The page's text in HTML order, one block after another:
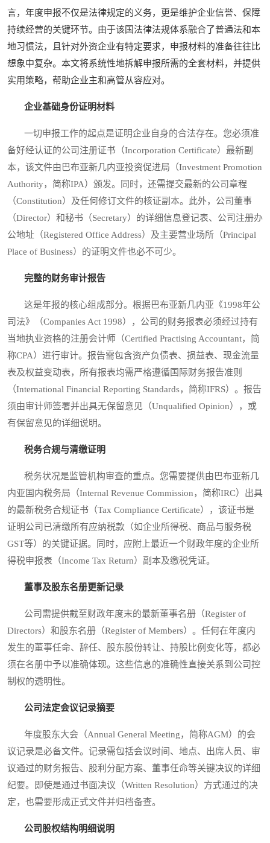
言，年度申报不仅是法律规定的义务，更是维护企业信誉、保障
持续经营的关键环节。由于该国法律法规体系融合了普通法和本
地习惯法，且针对外资企业有特定要求，申报材料的准备往往比
想象中复杂。本文将系统性地拆解申报所需的全套材料，并提供
实用策略，帮助企业主和高管从容应对。
企业基础身份证明材料
一切申报工作的起点是证明企业自身的合法存在。您必须准
备好经认证的公司注册证书（Incorporation Certificate）最新副
本，该文件由巴布亚新几内亚投资促进局（Investment Promotion
Authority，简称IPA）颁发。同时，还需提交最新的公司章程
（Constitution）及任何修订文件的核证副本。此外，公司董事
（Director）和秘书（Secretary）的详细信息登记表、公司注册办
公地址（Registered Office Address）及主要营业场所（Principal
Place of Business）的证明文件也必不可少。
完整的财务审计报告
这是年报的核心组成部分。根据巴布亚新几内亚《1998年公
司法》（Companies Act 1998），公司的财务报表必须经过持有
当地执业资格的注册会计师（Certified Practising Accountant，简
称CPA）进行审计。报告需包含资产负债表、损益表、现金流量
表及权益变动表，所有报表均需严格遵循国际财务报告准则
（International Financial Reporting Standards，简称IFRS）。报告
须由审计师签署并出具无保留意见（Unqualified Opinion），或
有保留意见的详细说明。
税务合规与清缴证明
税务状况是监管机构审查的重点。您需要提供由巴布亚新几
内亚国内税务局（Internal Revenue Commission，简称IRC）出具
的最新税务合规证书（Tax Compliance Certificate），该证书是
证明公司已清缴所有应纳税款（如企业所得税、商品与服务税
GST等）的关键证据。同时，应附上最近一个财政年度的企业所
得税申报表（Income Tax Return）副本及缴税凭证。
董事及股东名册更新记录
公司需提供截至财政年度末的最新董事名册（Register of
Directors）和股东名册（Register of Members）。任何在年度内
发生的董事任命、辞任、股东股份转让、持股比例变化等，都必
须在名册中予以准确体现。这些信息的准确性直接关系到公司控
制权的透明性。
公司法定会议记录摘要
年度股东大会（Annual General Meeting，简称AGM）的会
议记录是必备文件。记录需包括会议时间、地点、出席人员、审
议通过的财务报告、股利分配方案、董事任命等关键决议的详细
纪要。即使是通过书面决议（Written Resolution）方式通过的决
定，也需要形成正式文件并归档备查。
公司股权结构明细说明